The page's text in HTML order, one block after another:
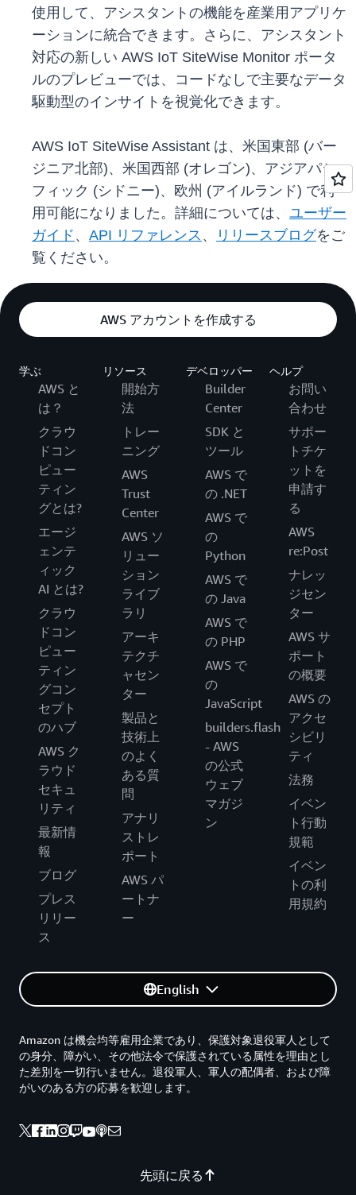
使用して、アシスタントの機能を産業用アプリケ
ーションに統合できます。さらに、アシスタント
対応の新しい AWS IoT SiteWise Monitor ポータ
ルのプレビューでは、コードなしで主要なデータ
駆動型のインサイトを視覚化できます。
AWS IoT SiteWise Assistant は、米国東部 (バー
ジニア北部)、米国西部 (オレゴン)、アジアパシ
フィック (シドニー)、欧州 (アイルランド) で利
用可能になりました。詳細については、 ユーザー
ガイド 、 API リファレンス 、 リリースブログをご
覧ください。
AWS アカウントを作成する
学ぶ
AWS と
は？
クラウ
ドコン
ピュー
ティン
グとは?
エージ
ェンテ
ィック
AI とは?
クラウ
ドコン
ピュー
ティン
グコン
セプト
のハブ
AWS ク
ラウド
セキュ
リティ
最新情
報
ブログ
プレス
リリー
ス
リソース
開始方
法
トレー
ニング
AWS
Trust
Center
AWS ソ
リュー
ション
ライブ
ラリ
アーキ
テクチ
ャセン
ター
製品と
技術上
のよく
ある質
問
アナリ
ストレ
ポート
AWS パ
ートナ
ー
デベロッパー
Builder
Center
SDK と
ツール
AWS で
の .NET
AWS で
の
Python
AWS で
の Java
AWS で
の PHP
AWS で
の
JavaScript
builders.flash
- AWS
の公式
ウェブ
マガジ
ン
ヘルプ
お問い
合わせ
サポー
トチケ
ットを
申請す
る
AWS
re:Post
ナレッ
ジセン
ター
AWS サ
ポート
の概要
AWS の
アクセ
シビリ
ティ
法務
イベン
ト行動
規範
イベン
トの利
用規約
English
先頭に戻る
Amazon は機会均等雇用企業であり、保護対象退役軍人として
の身分、障がい、その他法令で保護されている属性を理由とし
た差別を一切行いません。退役軍人、軍人の配偶者、および障
がいのある方の応募を歓迎します。